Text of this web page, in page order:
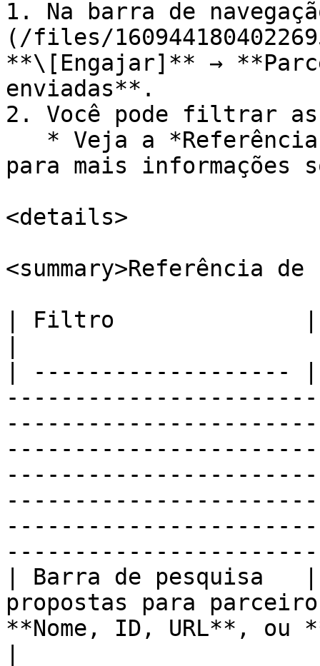
1. Na barra de
(/files/
**\[Engajar]** →
enviadas**.
2. Você pode filtrar
para mais
<details>
<summary>Referência
| Filtro              |
| -------------------
| Barra de pesquisa   |
propostas para
**Nome, ID, URL**, ou